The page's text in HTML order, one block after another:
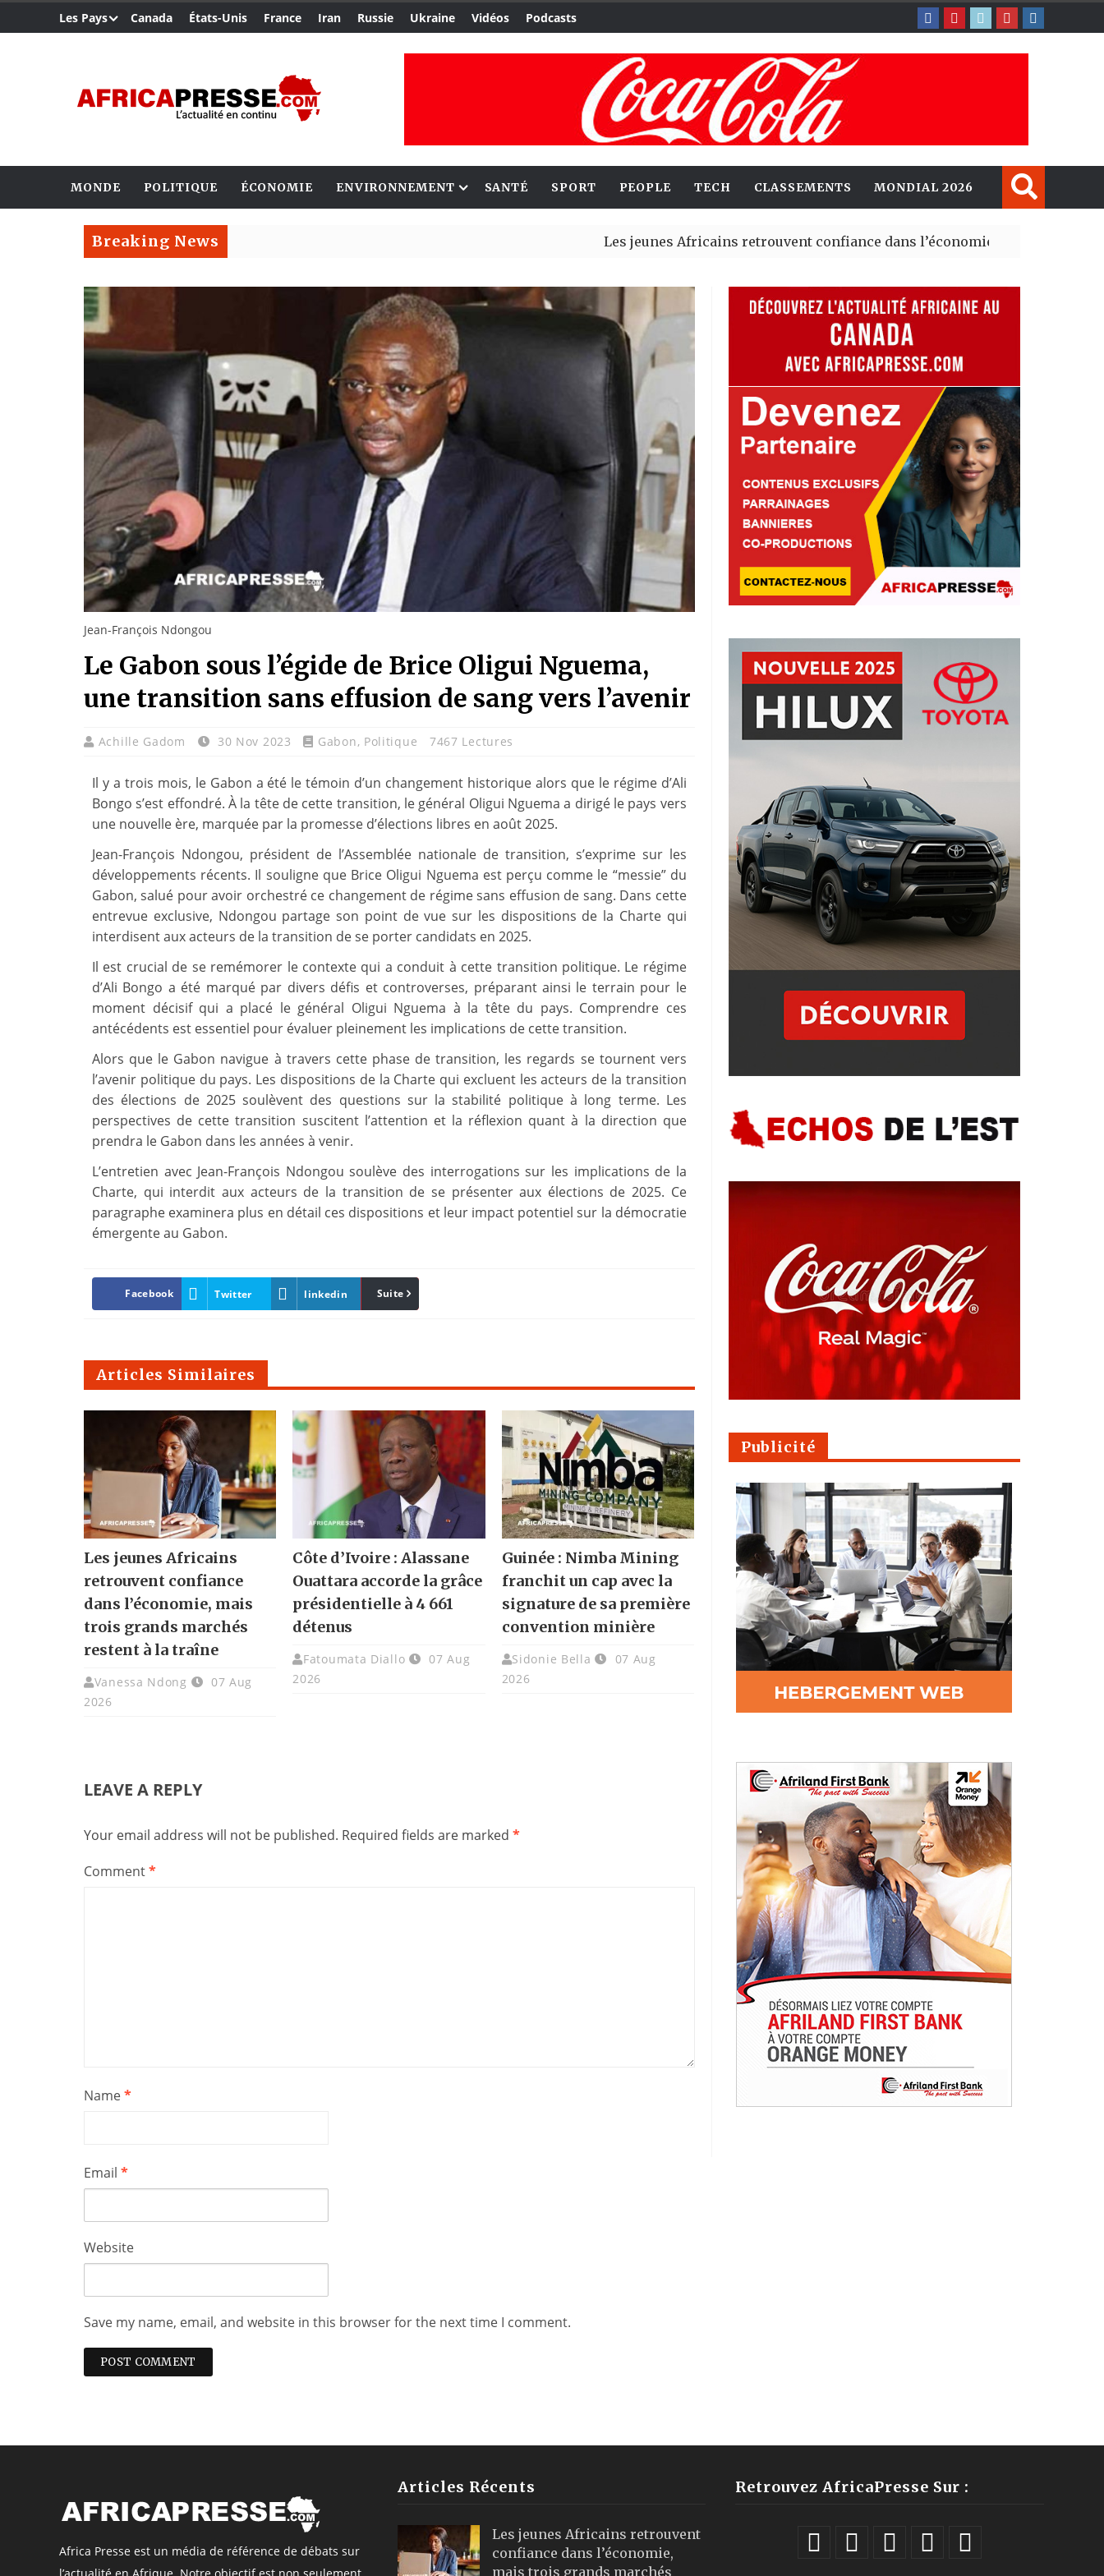
Les Pays Canada États-Unis France Iran Russie Ukraine Vidéos Podcasts
MONDE POLITIQUE ÉCONOMIE ENVIRONNEMENT SANTÉ SPORT PEOPLE TECH CLASSEMENTS MONDIAL 2026
Breaking News Les jeunes Africains retrouvent confiance dans l’économie, mais trois grands
Jean-François Ndongou
Le Gabon sous l’égide de Brice Oligui Nguema,
une transition sans effusion de sang vers l’avenir
Achille Gadom 30 Nov 2023 Gabon, Politique 7467 Lectures
Il y a trois mois, le Gabon a été le témoin d’un changement historique alors que le régime d’Ali
Bongo s’est effondré. À la tête de cette transition, le général Oligui Nguema a dirigé le pays vers
une nouvelle ère, marquée par la promesse d’élections libres en août 2025.
Jean-François Ndongou, président de l’Assemblée nationale de transition, s’exprime sur les
développements récents. Il souligne que Brice Oligui Nguema est perçu comme le “messie” du
Gabon, salué pour avoir orchestré ce changement de régime sans effusion de sang. Dans cette
entrevue exclusive, Ndongou partage son point de vue sur les dispositions de la Charte qui
interdisent aux acteurs de la transition de se porter candidats en 2025.
Il est crucial de se remémorer le contexte qui a conduit à cette transition politique. Le régime
d’Ali Bongo a été marqué par divers défis et controverses, préparant ainsi le terrain pour le
moment décisif qui a placé le général Oligui Nguema à la tête du pays. Comprendre ces
antécédents est essentiel pour évaluer pleinement les implications de cette transition.
Alors que le Gabon navigue à travers cette phase de transition, les regards se tournent vers
l’avenir politique du pays. Les dispositions de la Charte qui excluent les acteurs de la transition
des élections de 2025 soulèvent des questions sur la stabilité politique à long terme. Les
perspectives de cette transition suscitent l’attention et la réflexion quant à la direction que
prendra le Gabon dans les années à venir.
L’entretien avec Jean-François Ndongou soulève des interrogations sur les implications de la
Charte, qui interdit aux acteurs de la transition de se présenter aux élections de 2025. Ce
paragraphe examinera plus en détail ces dispositions et leur impact potentiel sur la démocratie
émergente au Gabon.
Facebook Twitter linkedin Pinterest
Suite
Articles Similaires
Les jeunes Africains
retrouvent confiance
dans l’économie, mais
trois grands marchés
restent à la traîne
Vanessa Ndong
07 Aug
2026
Côte d’Ivoire : Alassane
Ouattara accorde la grâce
présidentielle à 4 661
détenus
Fatoumata Diallo
07 Aug
2026
Guinée : Nimba Mining
franchit un cap avec la
signature de sa première
convention minière
Sidonie Bella
07 Aug
2026
LEAVE A REPLY
Your email address will not be published. Required fields are marked *
Comment*
Name*
Email *
Website
Save my name, email, and website in this browser for the next time I comment.
Publicité
Africa Presse est un média de référence de débats sur
l’actualité en Afrique. Notre objectif est non seulement
Articles Récents
Les jeunes Africains retrouvent
confiance dans l’économie,
mais trois grands marchés
Retrouvez AfricaPresse Sur :